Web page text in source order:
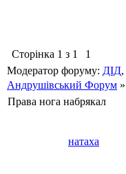
Сторінка 1 з 1
1
Модератор форуму: ДІД,
Андрушівський Форум »
Права нога набрякал
натаха